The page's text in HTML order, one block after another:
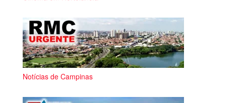
Notícias de Campinas